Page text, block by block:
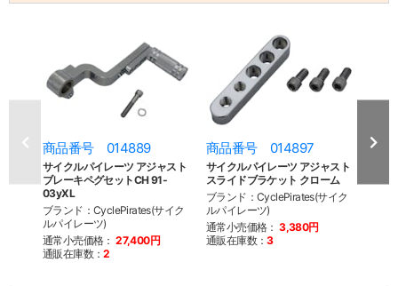
商品番号 014889
サイクルパイレーツ アジャスト
ブレーキペグセットCH 91-
03yXL
ブランド：CyclePirates(サイク
ルパイレーツ)
通常小売価格： 27,400円
通販在庫数：2
商品番号 014897
サイクルパイレーツ アジャスト
スライドブラケット クローム
ブランド：CyclePirates(サイク
ルパイレーツ)
通常小売価格： 3,380円
通販在庫数：3
商